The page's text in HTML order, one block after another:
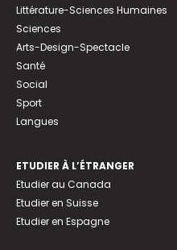
Littérature-Sciences Humaines
Sciences
Arts-Design-Spectacle
Santé
Social
Sport
Langues
ETUDIER À L’ÉTRANGER
Etudier au Canada
Etudier en Suisse
Etudier en Espagne